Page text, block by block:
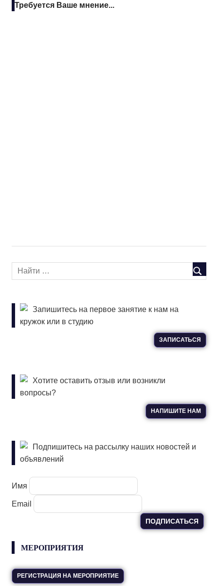
Требуется Ваше мнение...
Запишитесь на первое занятие к нам на
кружок или в студию
ЗАПИСАТЬСЯ
Хотите оставить отзыв или возникли
вопросы?
НАПИШИТЕ НАМ
Подпишитесь на рассылку наших новостей и
объявлений
Имя
Email
МЕРОПРИЯТИЯ
РЕГИСТРАЦИЯ НА МЕРОПРИЯТИЕ